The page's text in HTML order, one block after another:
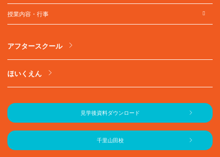
授業内容・行事
アフタースクール
ほいくえん
見学後資料ダウンロード
千里山田校